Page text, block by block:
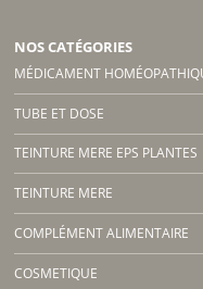
NOS CATÉGORIES
MÉDICAMENT
TUBE ET DOSE
TEINTURE MERE EPS PLANTES
TEINTURE MERE
COMPLÉMENT ALIMENTAIRE
COSMETIQUE